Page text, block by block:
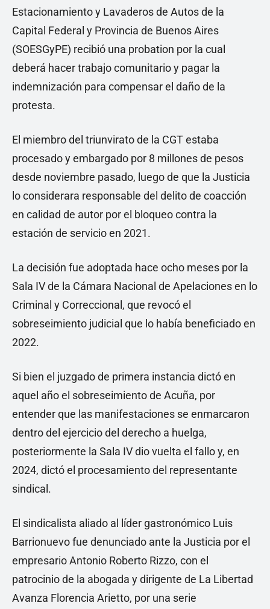
Estacionamiento y Lavaderos de Autos de la
Capital Federal y Provincia de Buenos Aires
(SOESGyPE) recibió una probation por la cual
deberá hacer trabajo comunitario y pagar la
indemnización para compensar el daño de la
protesta.
El miembro del triunvirato de la CGT estaba
procesado y embargado por 8 millones de pesos
desde noviembre pasado, luego de que la Justicia
lo considerara responsable del delito de coacción
en calidad de autor por el bloqueo contra la
estación de servicio en 2021.
La decisión fue adoptada hace ocho meses por la
Sala IV de la Cámara Nacional de Apelaciones en lo
Criminal y Correccional, que revocó el
sobreseimiento judicial que lo había beneficiado en
2022.
Si bien el juzgado de primera instancia dictó en
aquel año el sobreseimiento de Acuña, por
entender que las manifestaciones se enmarcaron
dentro del ejercicio del derecho a huelga,
posteriormente la Sala IV dio vuelta el fallo y, en
2024, dictó el procesamiento del representante
sindical.
El sindicalista aliado al líder gastronómico Luis
Barrionuevo fue denunciado ante la Justicia por el
empresario Antonio Roberto Rizzo, con el
patrocinio de la abogada y dirigente de La Libertad
Avanza Florencia Arietto, por una serie